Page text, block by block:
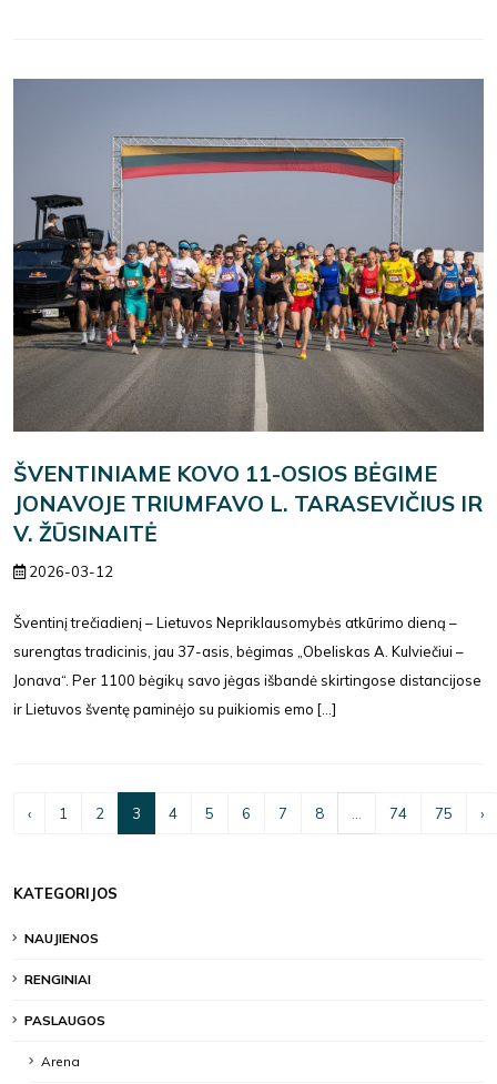
ŠVENTINIAME KOVO 11-OSIOS BĖGIME
JONAVOJE TRIUMFAVO L. TARASEVIČIUS IR
V. ŽŪSINAITĖ
2026-03-12
Šventinį trečiadienį – Lietuvos Nepriklausomybės atkūrimo dieną –
surengtas tradicinis, jau 37-asis, bėgimas „Obeliskas A. Kulviečiui –
Jonava“. Per 1100 bėgikų savo jėgas išbandė skirtingose distancijose
ir Lietuvos šventę paminėjo su puikiomis emo [...]
‹ 1 2 3 4 5 6 7 8 74 75 ›
KATEGORIJOS
NAUJIENOS
RENGINIAI
PASLAUGOS
Arena